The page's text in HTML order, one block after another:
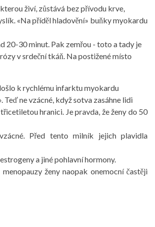
živí, zůstává bez přívodu krve,
«Na příděl hladovění» buňky myokardu
20-30 minut. Pak zemřou - toto a tady je
v srdeční tkáň. Na postižené místo
k rychlému infarktu myokardu
Teď ne vzácné, když sotva zasáhne lidi
hranici. Je pravda, že ženy do 50
Před tento milník jejich plavidla
a jiné pohlavní hormony.
ženy naopak onemocní častěji